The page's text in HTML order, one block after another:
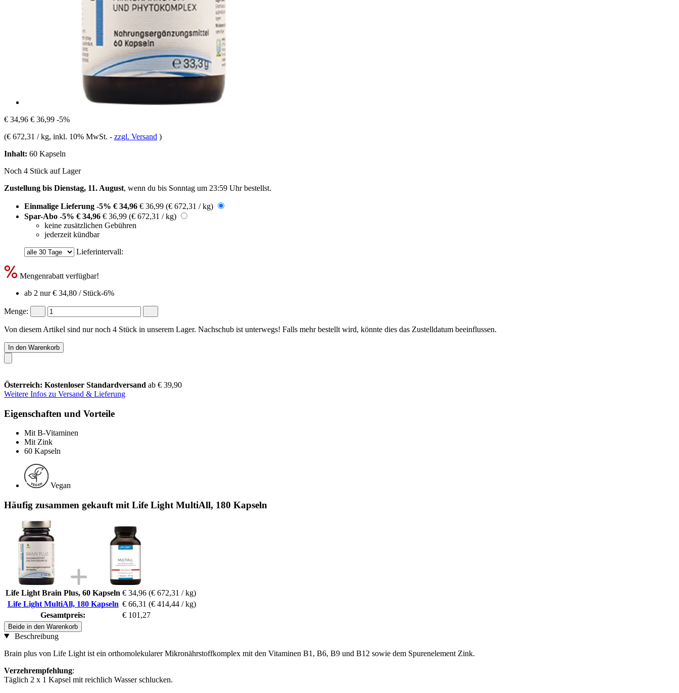
€ 34,96 € 36,99 -5%
(€ 672,31 / kg, inkl. 10% MwSt. - zzgl. Versand )
Inhalt: 60 Kapseln
Noch 4 Stück auf Lager
Zustellung bis Dienstag, 11. August, wenn du bis Sonntag um 23:59 Uhrbestellst.
Einmalige Lieferung -5% € 34,96 € 36,99 (€ 672,31 / kg)
Spar-Abo -5% € 34,96 € 36,99 (€ 672,31 / kg)
keine zusätzlichen Gebühren
jederzeit kündbar
Lieferintervall:
Mengenrabatt verfügbar!
ab 2 nur€ 34,80 / Stück-6%
Menge:
Von diesem Artikel sind nur noch 4 Stück in unserem Lager. Nachschub ist unterwegs! Falls mehr bestellt wird, könnte dies das Zustelldatum beeinflussen.
In den Warenkorb
Österreich: Kostenloser Standardversand ab € 39,90
Weitere Infos zu Versand & Lieferung
Eigenschaften und Vorteile
Mit B-Vitaminen
Mit Zink
60 Kapseln
Vegan
Häufig zusammen gekauft mit Life Light MultiAll, 180 Kapseln
Life Light Brain Plus, 60 Kapseln € 34,96 (€ 672,31 / kg)
Life Light MultiAll, 180 Kapseln € 66,31 (€ 414,44 / kg)
Gesamtpreis:
€ 101,27
Beide in den Warenkorb
Beschreibung
Brain plus von Life Light ist ein orthomolekularer Mikronährstoffkomplex mit den Vitaminen B1, B6, B9 und B12 sowie dem Spurenelement Zink.
Verzehrempfehlung:
Täglich 2 x 1 Kapsel mit reichlich Wasser schlucken.